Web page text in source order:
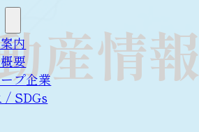
内
要
プ企業
/ SDGs
産情報